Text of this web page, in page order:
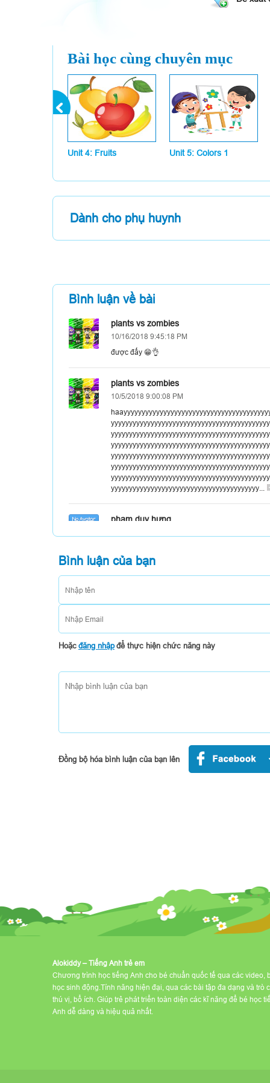
You:
I'm five years old.
I'm six. Goodbye,
You:
Goodbye, Alice.
Bài học cùng chuyên mục
Unit 4: Fruits Unit 5: Colors 1
Dành cho phụ huynh
Bình luận về bài
plants vs zombies
10/16/2018 9:45:18 PM
được đấy 😁👌
plants vs zombies
10/5/2018 9:00:08 PM
yyyyyyyyyyyyyyyyyyyyyyyyyyyyyyyyyyyyyyyyy...
phạm duy hưng
nguyen thi vi na
hoc lam sao the
tran thi hong men
6/6/2018 10:18:21 PM
Bình luận của bạn
Hoặcđăng nhậpđể thực hiện chức năng này
Đồng bộ hóa bình luận của bạn lên
Alokiddy – Tiếng Anh trẻ em
Chương trình học tiếng Anh cho bé chuẩn quốc tế qua các video,
học sinh động.Tính năng hiện đại, qua các bài tập đa dạng và trò
thú vị, bổ ích. Giúp trẻ phát triển toàn diện các kĩ năng để bé học
Anh dễ dàng và hiệu quả nhất.